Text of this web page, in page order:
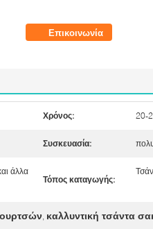
Επικοινωνία
Χρόνος: 20-
Συσκευασία:
άλλα
Τόπος καταγωγής:
, καλλυντική τσάντα